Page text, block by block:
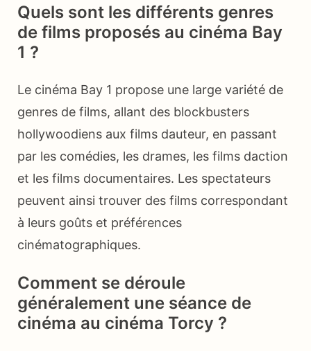
Quels sont les différents genres
de films proposés au cinéma Bay
1 ?
Le cinéma Bay 1 propose une large variété de
genres de films, allant des blockbusters
hollywoodiens aux films dauteur, en passant
par les comédies, les drames, les films daction
et les films documentaires. Les spectateurs
peuvent ainsi trouver des films correspondant
à leurs goûts et préférences
cinématographiques.
Comment se déroule
généralement une séance de
cinéma au cinéma Torcy ?